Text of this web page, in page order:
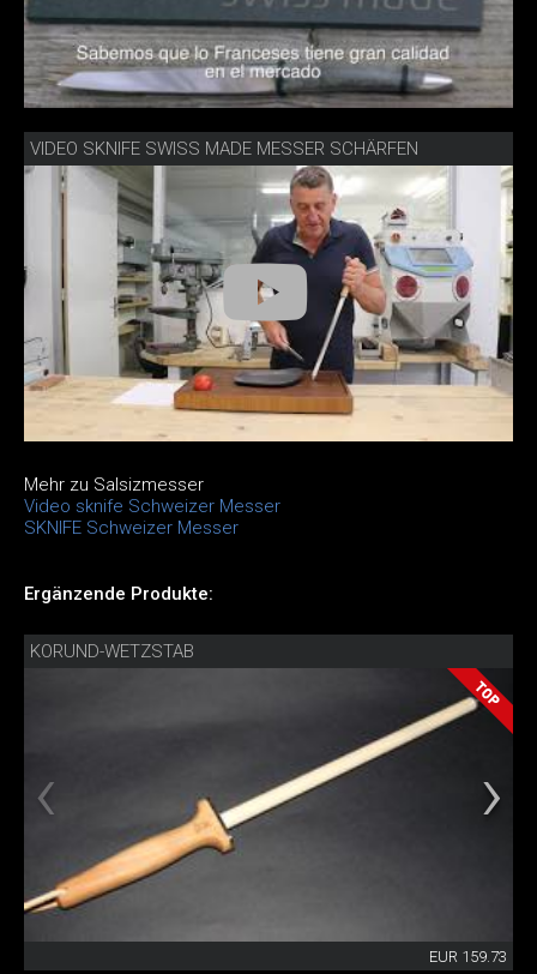
VIDEO SKNIFE SWISS MADE MESSER SCHÄRFEN
Mehr zu Salsizmesser
Video sknife Schweizer Messer
SKNIFE Schweizer Messer
Ergänzende Produkte:
KORUND-WETZSTAB
EUR 159.73